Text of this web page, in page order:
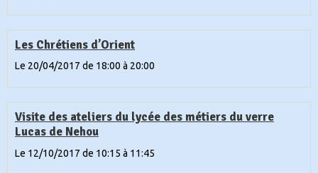
Les Chrétiens d’Orient
Le 20/04/2017 de 18:00 à 20:00
Visite des ateliers du lycée des métiers du verre
Lucas de Nehou
Le 12/10/2017 de 10:15 à 11:45